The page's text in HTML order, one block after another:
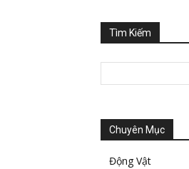
Tìm Kiếm
Chuyên Mục
Động Vật